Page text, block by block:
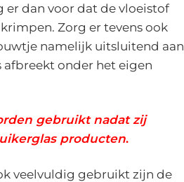
er dan voor dat de vloeistof
Zorg er tevens ook
namelijk uitsluitend aan
afbreekt onder het eigen
gebruikt nadat zij
producten.
veelvuldig gebruikt zijn de